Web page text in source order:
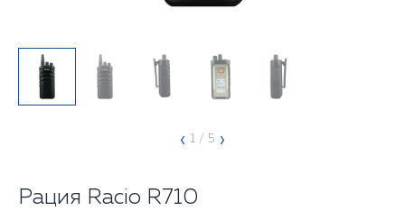
‹ 1 / 5 ›
Рация Racio R710